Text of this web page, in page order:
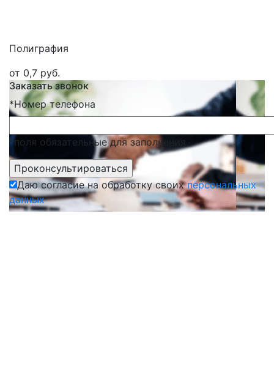
Полиграфия
от 0,7 руб.
Заказать звонок
*Номер телефона
*поля обязательные для заполнения
Даю согласие на обработку своихперсональных
данных